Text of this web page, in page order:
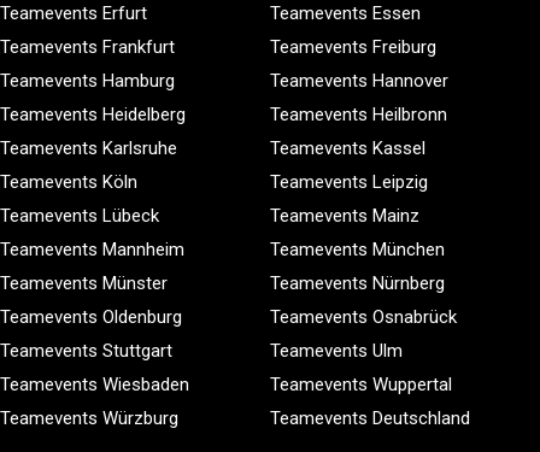
Teamevents Erfurt
Teamevents Essen
Teamevents Frankfurt
Teamevents Freiburg
Teamevents Hamburg
Teamevents Hannover
Teamevents Heidelberg
Teamevents Heilbronn
Teamevents Karlsruhe
Teamevents Kassel
Teamevents Köln
Teamevents Leipzig
Teamevents Lübeck
Teamevents Mainz
Teamevents Mannheim
Teamevents München
Teamevents Münster
Teamevents Nürnberg
Teamevents Oldenburg
Teamevents Osnabrück
Teamevents Stuttgart
Teamevents Ulm
Teamevents Wiesbaden
Teamevents Wuppertal
Teamevents Würzburg
Teamevents Deutschland